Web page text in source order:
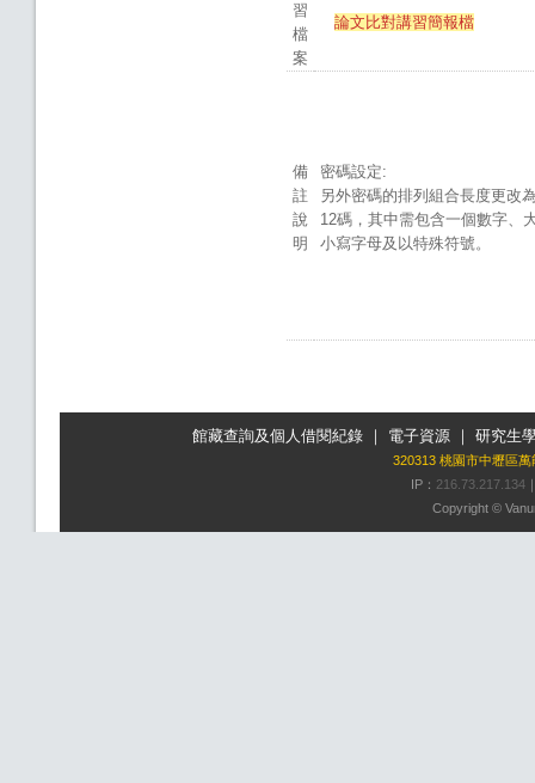
習
檔
案
論文比對講習簡報檔
備
註
說
明
密碼設定:
另外密碼的排列組合長度更改
12碼，其中需包含一個數字、
小寫字母及以特殊符號。
館藏查詢及個人借閱紀錄｜ 電子資源｜ 研究生
320313 桃園市中壢區萬
IP： 216.73.217.134
Copyright ©